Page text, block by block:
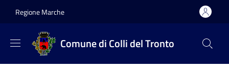
Regione Marche
Comune di Colli del Tronto